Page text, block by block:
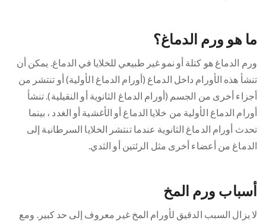
ما هو ورم الدماغ؟
ورم الدماغ هو كتلة أو نمو غير طبيعي للخلايا في الدماغ. يمكن أن
تنشأ هذه الأورام داخل الدماغ (أورام الدماغ الأولية) أو تنتشر من
أجزاء أخرى من الجسم (أورام الدماغ الثانوية أو النقيلية). تنشأ
أورام الدماغ الأولية من خلايا الدماغ أو الأغشية أو الغدد ، بينما
تحدث أورام الدماغ الثانوية عندما تنتشر الخلايا السرطانية إلى
الدماغ من أعضاء أخرى مثل الرئتين أو الثدي.
أسباب ورم المخ
لا يزال السبب الدقيق لأورام المخ غير معروف إلى حد كبير. ومع